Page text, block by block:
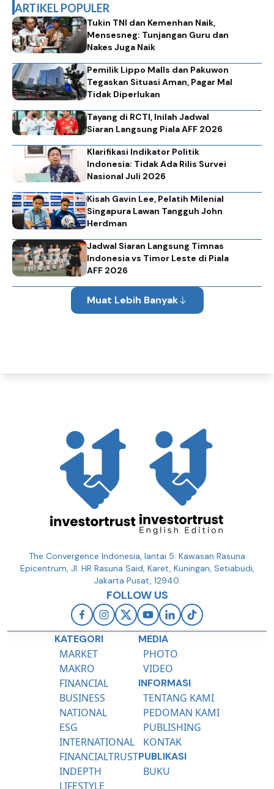
ARTIKEL POPULER
Tukin TNI dan Kemenhan Naik,
Mensesneg: Tunjangan Guru dan
Nakes Juga Naik
Pemilik Lippo Malls dan Pakuwon
Tegaskan Situasi Aman, Pagar Mal
Tidak Diperlukan
Tayang di RCTI, Inilah Jadwal
Siaran Langsung Piala AFF 2026
Klarifikasi Indikator Politik
Indonesia: Tidak Ada Rilis Survei
Nasional Juli 2026
Kisah Gavin Lee, Pelatih Milenial
Singapura Lawan Tangguh John
Herdman
Jadwal Siaran Langsung Timnas
Indonesia vs Timor Leste di Piala
AFF 2026
Muat Lebih Banyak
The Convergence Indonesia, lantai 5. Kawasan Rasuna
Epicentrum, Jl. HR Rasuna Said, Karet, Kuningan, Setiabudi,
Jakarta Pusat, 12940.
FOLLOW US
KATEGORI
MARKET
MAKRO
FINANCIAL
BUSINESS
NATIONAL
ESG
INTERNATIONAL
FINANCIALTRUST
INDEPTH
LIFESTYLE
MEDIA
PHOTO
VIDEO
INFORMASI
TENTANG KAMI
PEDOMAN KAMI
PUBLISHING
KONTAK
PUBLIKASI
BUKU